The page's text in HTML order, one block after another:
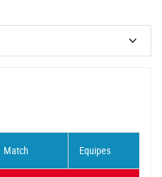
Match Equipes